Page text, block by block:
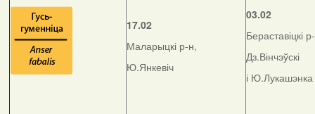
17.02
Маларыцкі р-н,
Ю.Янкевіч
03.02
Бераставіцкі
Дз.Вінчэўскі
і Ю.Лукашэнка